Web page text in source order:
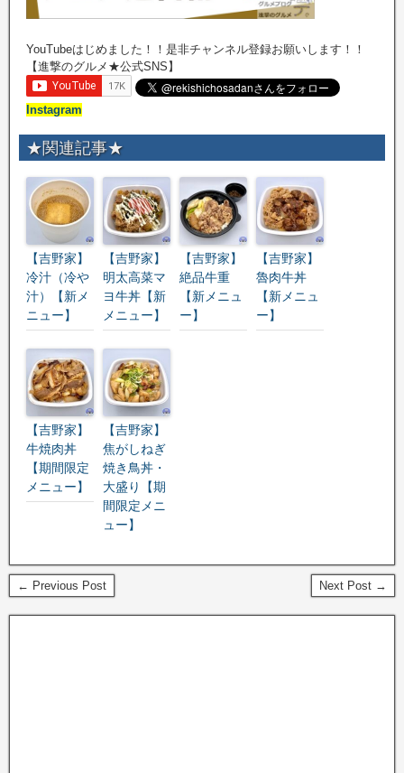
YouTubeはじめました！！是非チャンネル登録お願いします！！
【進撃のグルメ★公式SNS】
Instagram
★関連記事★
【吉野家】
冷汁（冷や
汁）【新メ
ニュー】
【吉野家】
明太高菜マ
ヨ牛丼【新
メニュー】
【吉野家】
絶品牛重
【新メニュ
ー】
【吉野家】
魯肉牛丼
【新メニュ
ー】
【吉野家】
牛焼肉丼
【期間限定
メニュー】
【吉野家】
焦がしねぎ
焼き鳥丼・
大盛り【期
間限定メニ
ュー】
← Previous Post Next Post →